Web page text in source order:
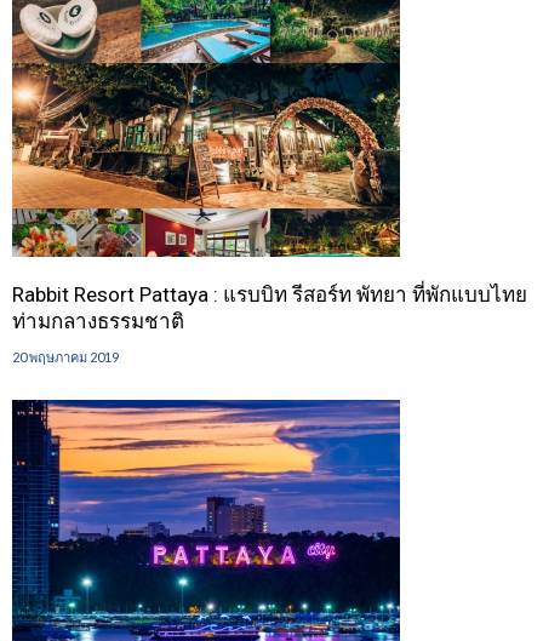
Rabbit Resort Pattaya : แรบบิท รีสอร์ท พัทยา ที่พักแบบไทย
ท่ามกลางธรรมชาติ
20 พฤษภาคม 2019